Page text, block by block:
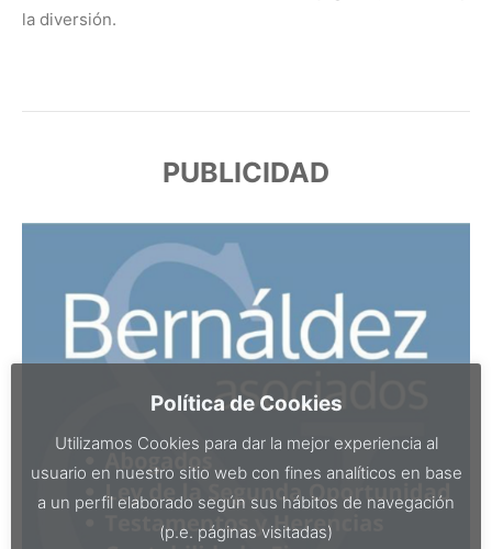
la diversión.
PUBLICIDAD
Política de Cookies
Utilizamos Cookies para dar la mejor experiencia al
usuario en nuestro sitio web con fines analíticos en base
a un perfil elaborado según sus hábitos de navegación
(p.e. páginas visitadas)